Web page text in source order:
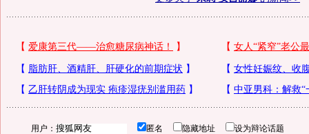
用户： 匿名 隐藏地址 设为辩论话题